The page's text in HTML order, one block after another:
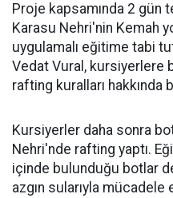
Proje kapsamında 2 gün
Karasu Nehri'nin Kemah
uygulamalı eğitime tabi
Vedat Vural, kursiyerlere
rafting kuralları hakkında
Kursiyerler daha sonra
Nehri'nde rafting yaptı.
içinde bulunduğu botlar
azgın sularıyla